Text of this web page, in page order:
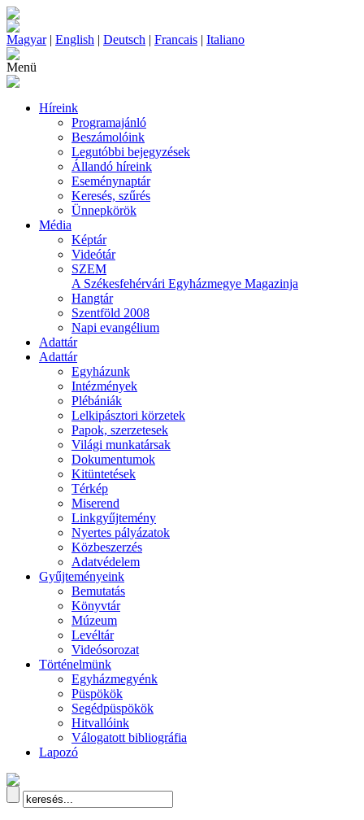
Magyar| English | Deutsch | Francais | Italiano
Menü
Híreink
Programajánló
Beszámolóink
Legutóbbi bejegyzések
Állandó híreink
Eseménynaptár
Keresés, szűrés
Ünnepkörök
Média
Képtár
Videótár
SZEM
A Székesfehérvári Egyházmegye Magazinja
Hangtár
Szentföld 2008
Napi evangélium
Adattár
Adattár
Egyházunk
Intézmények
Plébániák
Lelkipásztori körzetek
Papok, szerzetesek
Világi munkatársak
Dokumentumok
Kitüntetések
Térkép
Miserend
Linkgyűjtemény
Nyertes pályázatok
Közbeszerzés
Adatvédelem
Gyűjteményeink
Bemutatás
Könyvtár
Múzeum
Levéltár
Videósorozat
Történelmünk
Egyházmegyénk
Püspökök
Segédpüspökök
Hitvallóink
Válogatott bibliográfia
Lapozó